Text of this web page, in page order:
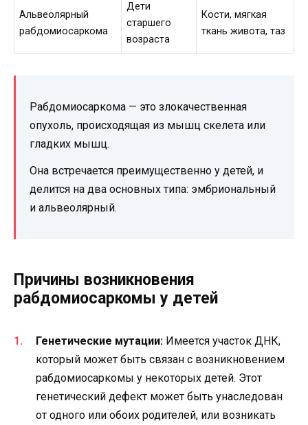
Альвеолярный
рабдомиосаркома
Дети
старшего
возраста
Кости, мягкая
ткань живота, таз
Рабдомиосаркома — это злокачественная
опухоль, происходящая из мышц скелета или
гладких мышц.
Она встречается преимущественно у детей, и
делится на два основных типа: эмбриональный
и альвеолярный.
Причины возникновения
рабдомиосаркомы у детей
Генетические мутации: Имеется участок ДНК,
который может быть связан с возникновением
рабдомиосаркомы у некоторых детей. Этот
генетический дефект может быть унаследован
от одного или обоих родителей, или возникать